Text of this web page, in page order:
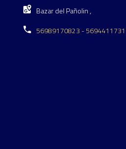
Bazar del Pañolin ,
56989170823 -